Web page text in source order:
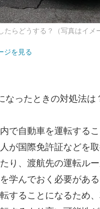
たらどうする？（写真はイメ
ジを見る
ったときの対処法は
で自動車を運転する
が国際免許証などを
り、渡航先の運転ル
学んでおく必要があ
することになるため